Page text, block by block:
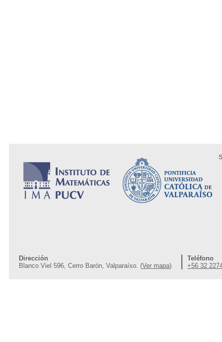
Dirección
Blanco Viel 596, Cerro Barón, Valparaíso. (Ver mapa)
Teléfono
+56 32